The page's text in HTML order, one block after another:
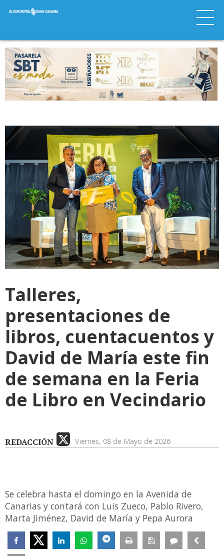
Talleres,
presentaciones de
libros, cuentacuentos y
David de María este fin
de semana en la Feria
de Libro en Vecindario
REDACCIÓN Viernes, 08 de Mayo de 2026
Se celebra hasta el domingo en la Avenida de
Canarias y contará con Luis Zueco, Pablo Rivero,
Marta Jiménez, David de María y Pepa Aurora